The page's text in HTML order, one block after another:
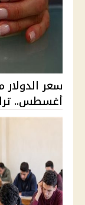
أغسطس.. تراجع في